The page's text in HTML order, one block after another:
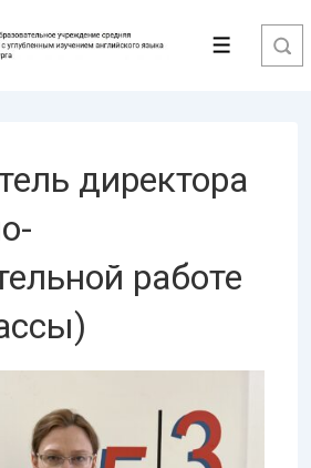
Меню
директора
работе